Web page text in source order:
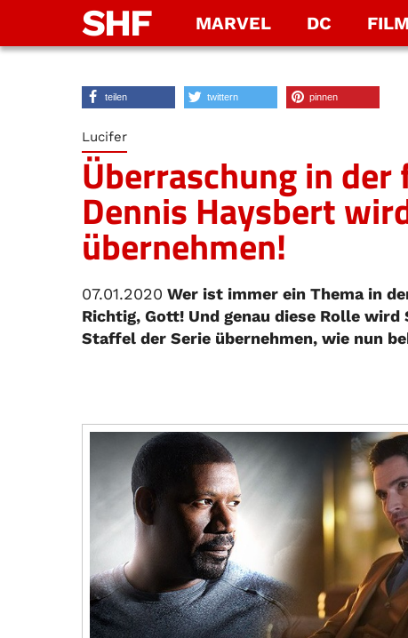
SHF MARVEL DC
teilen twittern pinnen
Lucifer
Überraschung in
Dennis Haysbert
übernehmen!
07.01.2020 Wer ist immer ein Thema in
Richtig, Gott! Und genau diese Rolle
Staffel der Serie übernehmen, wie nun